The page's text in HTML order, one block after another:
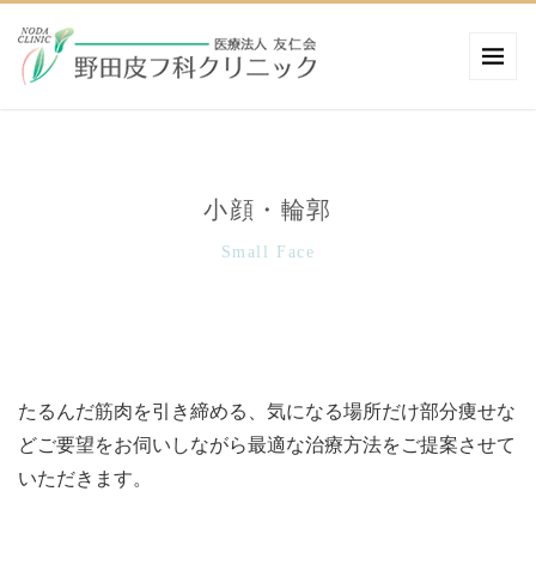
小顔・輪郭
Small Face
たるんだ筋肉を引き締める、気になる場所だけ部分痩せな
どご要望をお伺いしながら最適な治療方法をご提案させて
いただきます。